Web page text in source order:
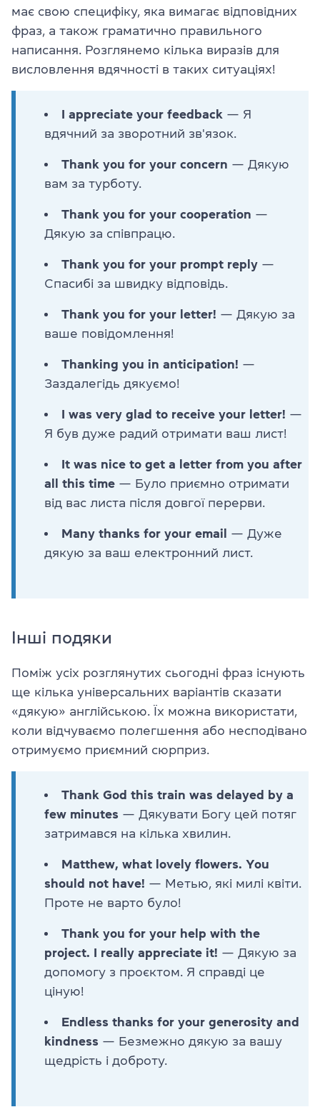
має свою специфіку, яка вимагає відповідних
фраз, а також граматично правильного
написання. Розглянемо кілька виразів для
висловлення вдячності в таких ситуаціях!
I appreciate your feedback — Я
вдячний за зворотний зв'язок.
Thank you for your concern — Дякую
вам за турботу.
Thank you for your cooperation —
Дякую за співпрацю.
Thank you for your prompt reply —
Спасибі за швидку відповідь.
Thank you for your letter! — Дякую за
ваше повідомлення!
Thanking you in anticipation! —
Заздалегідь дякуємо!
I was very glad to receive your letter! —
Я був дуже радий отримати ваш лист!
It was nice to get a letter from you after
all this time — Було приємно отримати
від вас листа після довгої перерви.
Many thanks for your email
— Дуже
дякую за ваш електронний лист.
Інші подяки
Поміж усіх розглянутих сьогодні фраз існують
ще кілька універсальних варіантів сказати
«дякую» англійською. Їх можна використати,
коли відчуваємо полегшення або несподівано
отримуємо приємний сюрприз.
Thank God this train was delayed by a
few minutes — Дякувати Богу цей потяг
затримався на кілька хвилин.
Matthew, what lovely flowers. You
should not have! — Метью, які милі квіти.
Проте не варто було!
Thank you for your help with the
project. I really appreciate it! — Дякую за
допомогу з проєктом. Я справді це
ціную!
Endless thanks for your generosity and
kindness — Безмежно дякую за вашу
щедрість і доброту.